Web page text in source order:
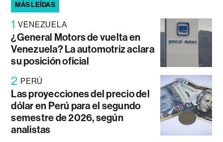
MÁS LEÍDAS
1 VENEZUELA
¿General Motors de vuelta en
Venezuela? La automotriz aclara
su posición oficial
2 PERÚ
Las proyecciones del precio del
dólar en Perú para el segundo
semestre de 2026, según
analistas